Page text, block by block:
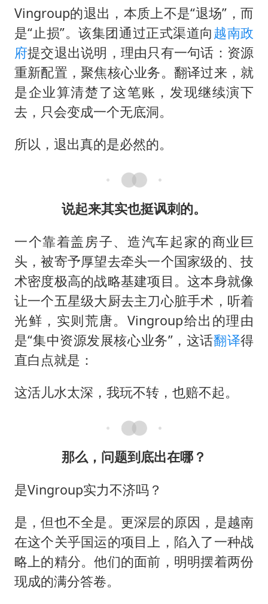
Vingroup的退出，本质上不是“退场”，而
是“止损”。该集团通过正式渠道向越南政
府提交退出说明，理由只有一句话：资源
重新配置，聚焦核心业务。翻译过来，就
是企业算清楚了这笔账，发现继续演下
去，只会变成一个无底洞。
所以，退出真的是必然的。
说起来其实也挺讽刺的。
一个靠着盖房子、造汽车起家的商业巨
头，被寄予厚望去牵头一个国家级的、技
术密度极高的战略基建项目。这本身就像
让一个五星级大厨去主刀心脏手术，听着
光鲜，实则荒唐。Vingroup给出的理由
是“集中资源发展核心业务”，这话翻译得
直白点就是：
这活儿水太深，我玩不转，也赔不起。
那么，问题到底出在哪？
是Vingroup实力不济吗？
是，但也不全是。更深层的原因，是越南
在这个关乎国运的项目上，陷入了一种战
略上的精分。他们的面前，明明摆着两份
现成的满分答卷。